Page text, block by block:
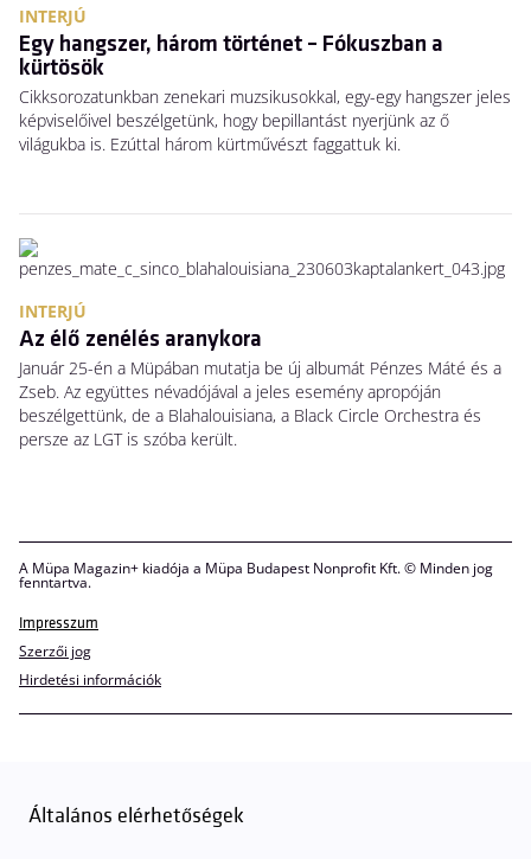
INTERJÚ
Egy hangszer, három történet – Fókuszban a
kürtösök
Cikksorozatunkban zenekari muzsikusokkal, egy-egy hangszer jeles
képviselőivel beszélgetünk, hogy bepillantást nyerjünk az ő
világukba is. Ezúttal három kürtművészt faggattuk ki.
INTERJÚ
Az élő zenélés aranykora
Január 25-én a Müpában mutatja be új albumát Pénzes Máté és a
Zseb. Az együttes névadójával a jeles esemény apropóján
beszélgettünk, de a Blahalouisiana, a Black Circle Orchestra és
persze az LGT is szóba került.
A Müpa Magazin+ kiadója a Müpa Budapest Nonprofit Kft. © Minden jog
fenntartva.
Impresszum
Szerzői jog
Hirdetési információk
Általános elérhetőségek